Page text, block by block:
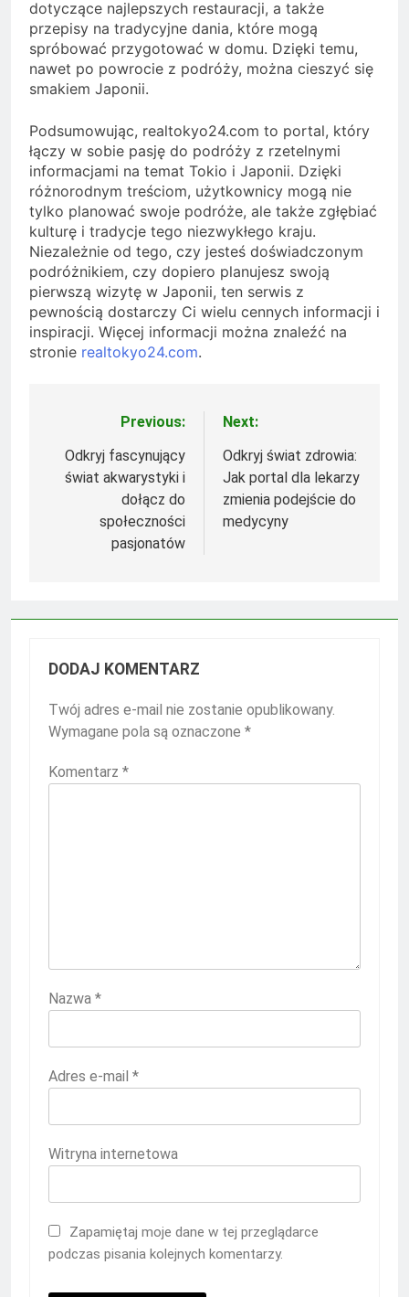
dotyczące najlepszych restauracji, a także
przepisy na tradycyjne dania, które mogą
spróbować przygotować w domu. Dzięki temu,
nawet po powrocie z podróży, można cieszyć się
smakiem Japonii.
Podsumowując, realtokyo24.com to portal, który
łączy w sobie pasję do podróży z rzetelnymi
informacjami na temat Tokio i Japonii. Dzięki
różnorodnym treściom, użytkownicy mogą nie
tylko planować swoje podróże, ale także zgłębiać
kulturę i tradycje tego niezwykłego kraju.
Niezależnie od tego, czy jesteś doświadczonym
podróżnikiem, czy dopiero planujesz swoją
pierwszą wizytę w Japonii, ten serwis z
pewnością dostarczy Ci wielu cennych informacji i
inspiracji. Więcej informacji można znaleźć na
stronie realtokyo24.com.
Nawigacja
wpisu
Previous:
Odkryj fascynujący
świat akwarystyki i
dołącz do
społeczności
pasjonatów
Next:
Odkryj świat zdrowia:
Jak portal dla lekarzy
zmienia podejście do
medycyny
DODAJ KOMENTARZ
Twój adres e-mail nie zostanie opublikowany.
Wymagane pola są oznaczone *
Komentarz *
Nazwa *
Adres e-mail *
Witryna internetowa
Zapamiętaj moje dane w tej przeglądarce
podczas pisania kolejnych komentarzy.